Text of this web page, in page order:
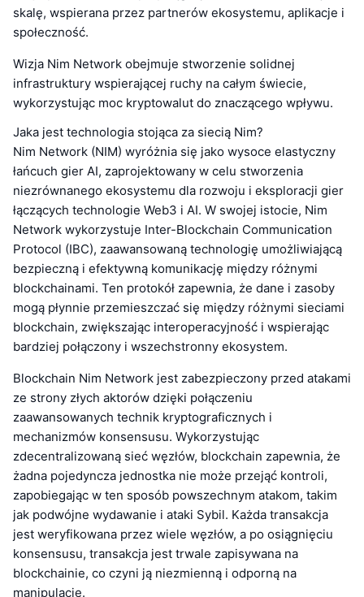
skalę, wspierana przez partnerów ekosystemu, aplikacje i
społeczność.
Wizja Nim Network obejmuje stworzenie solidnej
infrastruktury wspierającej ruchy na całym świecie,
wykorzystując moc kryptowalut do znaczącego wpływu.
Jaka jest technologia stojąca za siecią Nim?
Nim Network (NIM) wyróżnia się jako wysoce elastyczny
łańcuch gier AI, zaprojektowany w celu stworzenia
niezrównanego ekosystemu dla rozwoju i eksploracji gier
łączących technologie Web3 i AI. W swojej istocie, Nim
Network wykorzystuje Inter-Blockchain Communication
Protocol (IBC), zaawansowaną technologię umożliwiającą
bezpieczną i efektywną komunikację między różnymi
blockchainami. Ten protokół zapewnia, że dane i zasoby
mogą płynnie przemieszczać się między różnymi sieciami
blockchain, zwiększając interoperacyjność i wspierając
bardziej połączony i wszechstronny ekosystem.
Blockchain Nim Network jest zabezpieczony przed atakami
ze strony złych aktorów dzięki połączeniu
zaawansowanych technik kryptograficznych i
mechanizmów konsensusu. Wykorzystując
zdecentralizowaną sieć węzłów, blockchain zapewnia, że
żadna pojedyncza jednostka nie może przejąć kontroli,
zapobiegając w ten sposób powszechnym atakom, takim
jak podwójne wydawanie i ataki Sybil. Każda transakcja
jest weryfikowana przez wiele węzłów, a po osiągnięciu
konsensusu, transakcja jest trwale zapisywana na
blockchainie, co czyni ją niezmienną i odporną na
manipulacje.